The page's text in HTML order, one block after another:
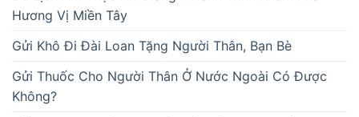
Hương Vị Miền Tây
Gửi Khô Đi Đài Loan Tặng Người Thân, Bạn Bè
Gửi Thuốc Cho Người Thân Ở Nước Ngoài Có Được
Không?